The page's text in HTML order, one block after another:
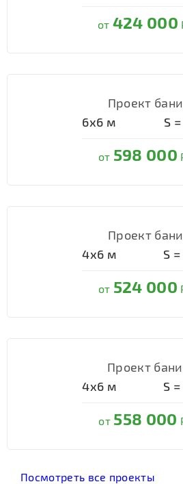
от 424 000
Проект
6х6 м S =
от 598 000
Проект
4х6 м S =
от 524 000
Проект
4х6 м S =
от 558 000
Посмотреть все проекты